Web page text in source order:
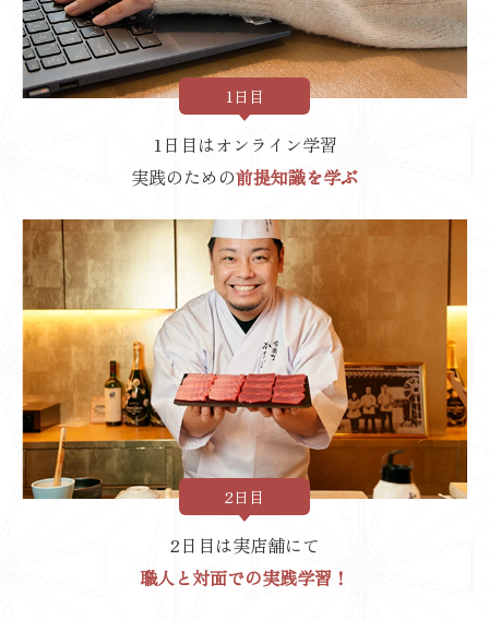
1日目
1日目はオンライン学習
実践のための前提知識を学ぶ
2日目
2日目は実店舗にて
職人と対面での実践学習！